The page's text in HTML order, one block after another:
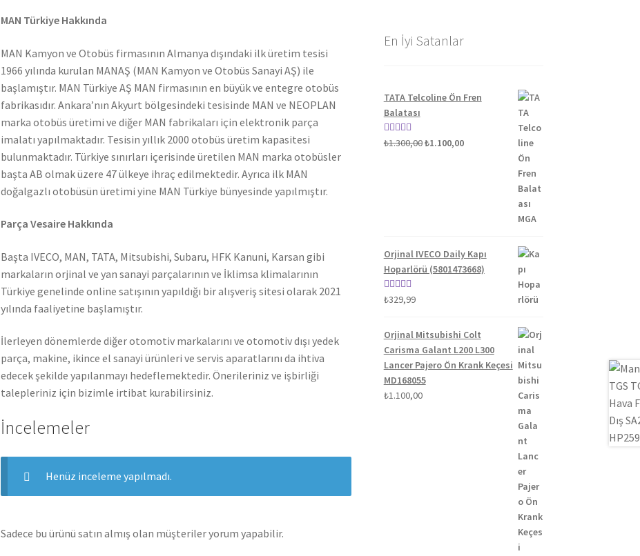
MAN Türkiye Hakkında
MAN Kamyon ve Otobüs firmasının Almanya dışındaki ilk üretim tesisi
1966 yılında kurulan MANAŞ (MAN Kamyon ve Otobüs Sanayi AŞ) ile
başlamıştır. MAN Türkiye AŞ MAN firmasının en büyük ve entegre otobüs
fabrikasıdır. Ankara’nın Akyurt bölgesindeki tesisinde MAN ve NEOPLAN
marka otobüs üretimi ve diğer MAN fabrikaları için elektronik parça
imalatı yapılmaktadır. Tesisin yıllık 2000 otobüs üretim kapasitesi
bulunmaktadır. Türkiye sınırları içerisinde üretilen MAN marka otobüsler
başta AB olmak üzere 47 ülkeye ihraç edilmektedir. Ayrıca ilk MAN
doğalgazlı otobüsün üretimi yine MAN Türkiye bünyesinde yapılmıştır.
Parça Vesaire Hakkında
Başta IVECO, MAN, TATA, Mitsubishi, Subaru, HFK Kanuni, Karsan gibi
markaların orjinal ve yan sanayi parçalarının ve İklimsa klimalarının
Türkiye genelinde online satışının yapıldığı bir alışveriş sitesi olarak 2021
yılında faaliyetine başlamıştır.
İlerleyen dönemlerde diğer otomotiv markalarını ve otomotiv dışı yedek
parça, makine, ikince el sanayi ürünleri ve servis aparatlarını da ihtiva
edecek şekilde yapılanmayı hedeflemektedir. Önerileriniz ve işbirliği
talepleriniz için bizimle irtibat kurabilirsiniz.
İncelemeler
Henüz inceleme yapılmadı.
Sadece bu ürünü satın almış olan müşteriler yorum yapabilir.
En İyi Satanlar
TATA Telcoline Ön Fren
Balatası
5 üzerinden
₺1.300,00Orijinal
₺1.100,00Şu
Orjinal IVECO Daily Kapı
Hoparlörü (5801473668)
5 üzerinden
₺329,99
Orjinal Mitsubishi Colt
Carisma Galant L200 L300
Lancer Pajero Ön Krank Keçesi
MD168055
₺1.100,00